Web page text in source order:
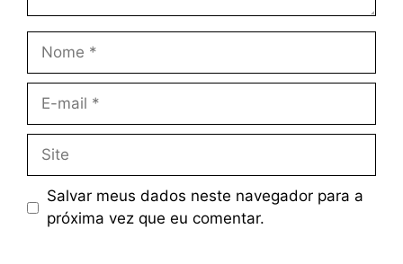
Salvar meus dados neste navegador para a
próxima vez que eu comentar.